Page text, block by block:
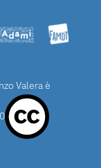
Valera è